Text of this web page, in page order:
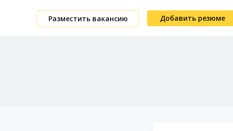
Разместить вакансию Добавить резюме